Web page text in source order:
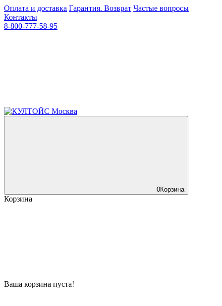
Оплата и доставка Гарантия. Возврат Частые вопросы
Контакты
8-800-777-58-95
0Корзина
Корзина
Ваша корзина пуста!